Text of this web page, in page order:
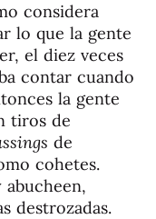
considera
lo que la gente
el diez veces
contar cuando
la gente
tiros de
de
cohetes.
destrozadas.